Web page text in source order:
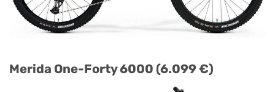
Merida One-Forty 6000 (6.099 €)